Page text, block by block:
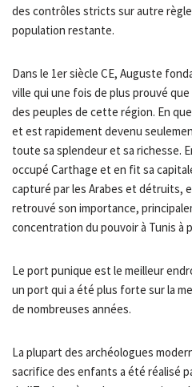
des contrôles stricts sur autre
population restante.
Dans le 1er siècle CE, Auguste
ville qui une fois de plus prouvé
des peuples de cette région. En
et est rapidement devenu
toute sa splendeur et sa richesse.
occupé Carthage et en fit sa
capturé par les Arabes et détruits,
retrouvé son importance,
concentration du pouvoir à Tunis à
Le port punique est le meilleur
un port qui a été plus forte sur la
de nombreuses années.
La plupart des archéologues
sacrifice des enfants a été réalisé